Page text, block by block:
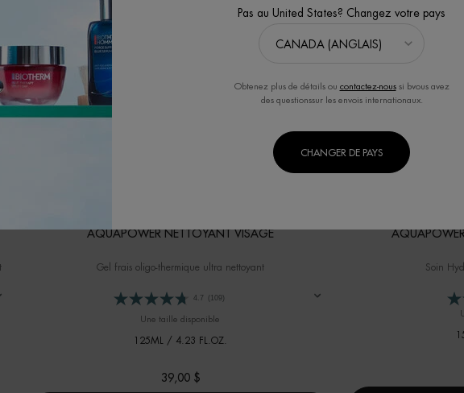
AQUAPOWER NETTOYANT VISAGE
Gel frais oligo-thermique ultra nettoyant
4.7 (109)
Une taille disponible
125ML / 4.23 FL.OZ.
39,00 $
Soin
Pas au United States? Changez votre pays
Obtenez plus de détails ou contactez-noussi bvous avez
des questionssur les envois internationaux.
CHANGER DE PAYS